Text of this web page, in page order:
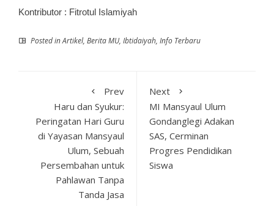
Kontributor : Fitrotul Islamiyah
Posted inArtikel, Berita MU, Ibtidaiyah, Info Terbaru
Prev
Haru dan Syukur:
Peringatan Hari Guru
di Yayasan Mansyaul
Ulum, Sebuah
Persembahan untuk
Pahlawan Tanpa
Tanda Jasa
Next
MI Mansyaul Ulum
Gondanglegi Adakan
SAS, Cerminan
Progres Pendidikan
Siswa